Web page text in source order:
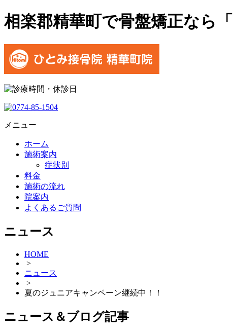
相楽郡精華町で骨盤矯正なら
メニュー
ホーム
施術案内
症状別
料金
施術の流れ
院案内
よくあるご質問
ニュース
HOME
>
ニュース
>
夏のジュニアキャンペーン継続中！！
ニュース＆ブログ記事